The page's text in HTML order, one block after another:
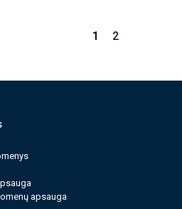
1 2
apsauga